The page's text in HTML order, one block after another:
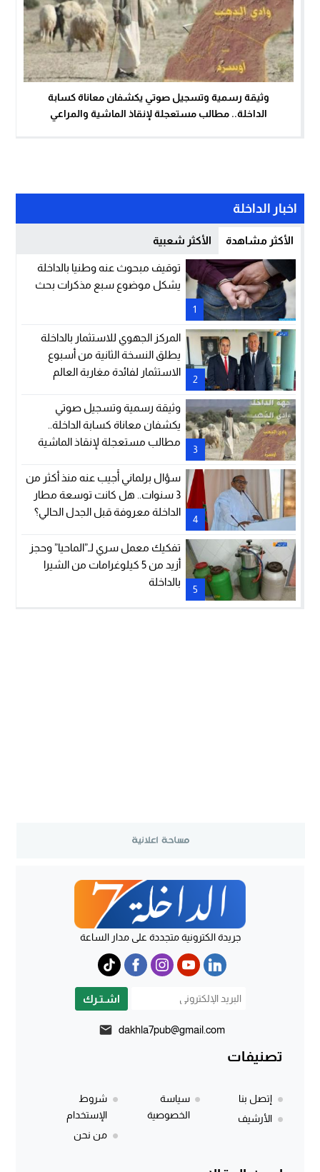
وثيقة رسمية وتسجيل صوتي يكشفان معاناة كسابة
الداخلة.. مطالب مستعجلة لإنقاذ الماشية والمراعي
اخبار الداخلة
الأكثر مشاهدة الأكثر شعبية
1
توقيف مبحوث عنه وطنيا بالداخلة
يشكل موضوع سبع مذكرات بحث
2
المركز الجهوي للاستثمار بالداخلة
يطلق النسخة الثانية من أسبوع
الاستثمار لفائدة مغاربة العالم
3
وثيقة رسمية وتسجيل صوتي
يكشفان معاناة كسابة الداخلة..
مطالب مستعجلة لإنقاذ الماشية
4
سؤال برلماني أُجيب عنه منذ أكثر من
3 سنوات.. هل كانت توسعة مطار
الداخلة معروفة قبل الجدل الحالي؟
5
تفكيك معمل سري لـ”الماحيا” وحجز
أزيد من 5 كيلوغرامات من الشيرا
بالداخلة
جريدة الكترونية متجددة على مدار الساعة
اشـتـرك
dakhla7pub@gmail.com
تصنيفات
إتصل بنا
الأرشيف
سياسة
الخصوصية
شروط
الإستخدام
من نحن